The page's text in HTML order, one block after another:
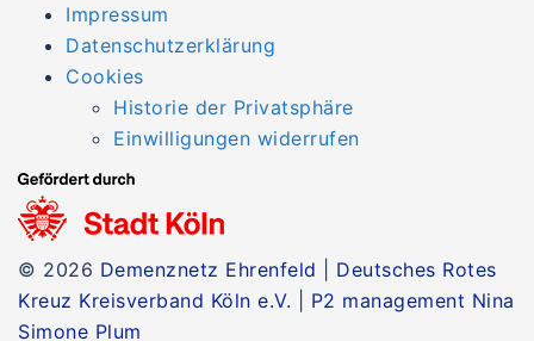
Impressum
Datenschutzerklärung
Cookies
Historie der Privatsphäre
Einwilligungen widerrufen
© 2026 Demenznetz Ehrenfeld
Deutsches Rotes
Kreuz Kreisverband Köln e.V.
P2 management Nina
Simone Plum